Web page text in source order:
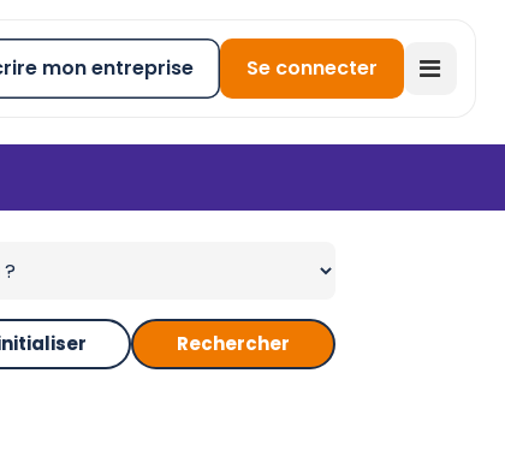
mon entreprise Se connecter
Rechercher